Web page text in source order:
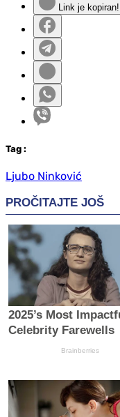
Link je kopiran!
Tag :
Ljubo Ninković